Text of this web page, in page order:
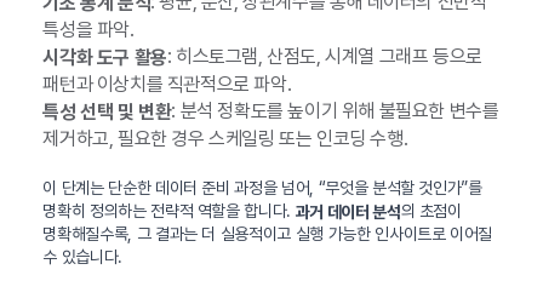
특성을 파악.
시각화 도구 활용: 히스토그램, 산점도, 시계열 그래프 등으로
패턴과 이상치를 직관적으로 파악.
특성 선택 및 변환: 분석 정확도를 높이기 위해 불필요한 변수를
제거하고, 필요한 경우 스케일링 또는 인코딩 수행.
이 단계는 단순한 데이터 준비 과정을 넘어, “무엇을 분석할 것인가”를
명확히 정의하는 전략적 역할을 합니다. 과거 데이터 분석의 초점이
명확해질수록, 그 결과는 더 실용적이고 실행 가능한 인사이트로 이어질
수 있습니다.